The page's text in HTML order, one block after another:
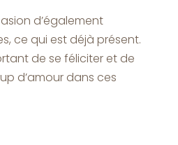
d’également
ce qui est déjà présent.
de se féliciter et de
d’amour dans ces